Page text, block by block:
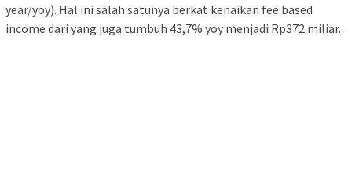
year/yoy). Hal ini salah satunya berkat kenaikan fee based
income dari yang juga tumbuh 43,7% yoy menjadi Rp372 miliar.